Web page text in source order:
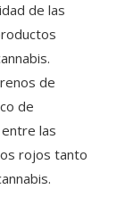
de las
de
de
las
rojos tanto